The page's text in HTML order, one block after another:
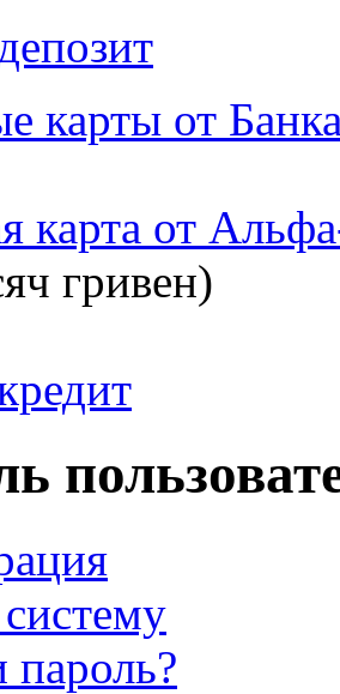
карты от
карта от
гривен)
пароль?